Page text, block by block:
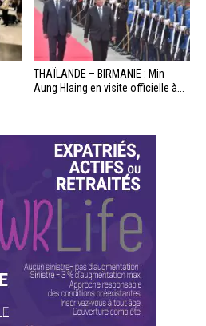
THAÏLANDE – BIRMANIE : Min
Aung Hlaing en visite officielle à...